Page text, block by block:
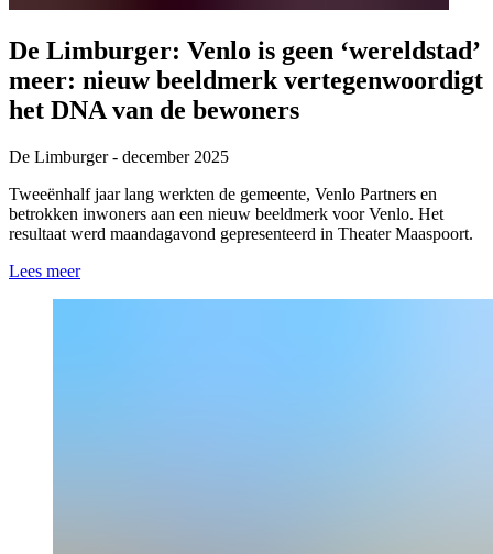
De Limburger: Venlo is geen ‘wereldstad’
meer: nieuw beeldmerk vertegenwoordigt
het DNA van de bewoners
De Limburger - december 2025
Tweeënhalf jaar lang werkten de gemeente, Venlo Partners en
betrokken inwoners aan een nieuw beeldmerk voor Venlo. Het
resultaat werd maandagavond gepresenteerd in Theater Maaspoort.
Lees meer